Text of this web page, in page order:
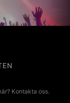
Kontakta oss.